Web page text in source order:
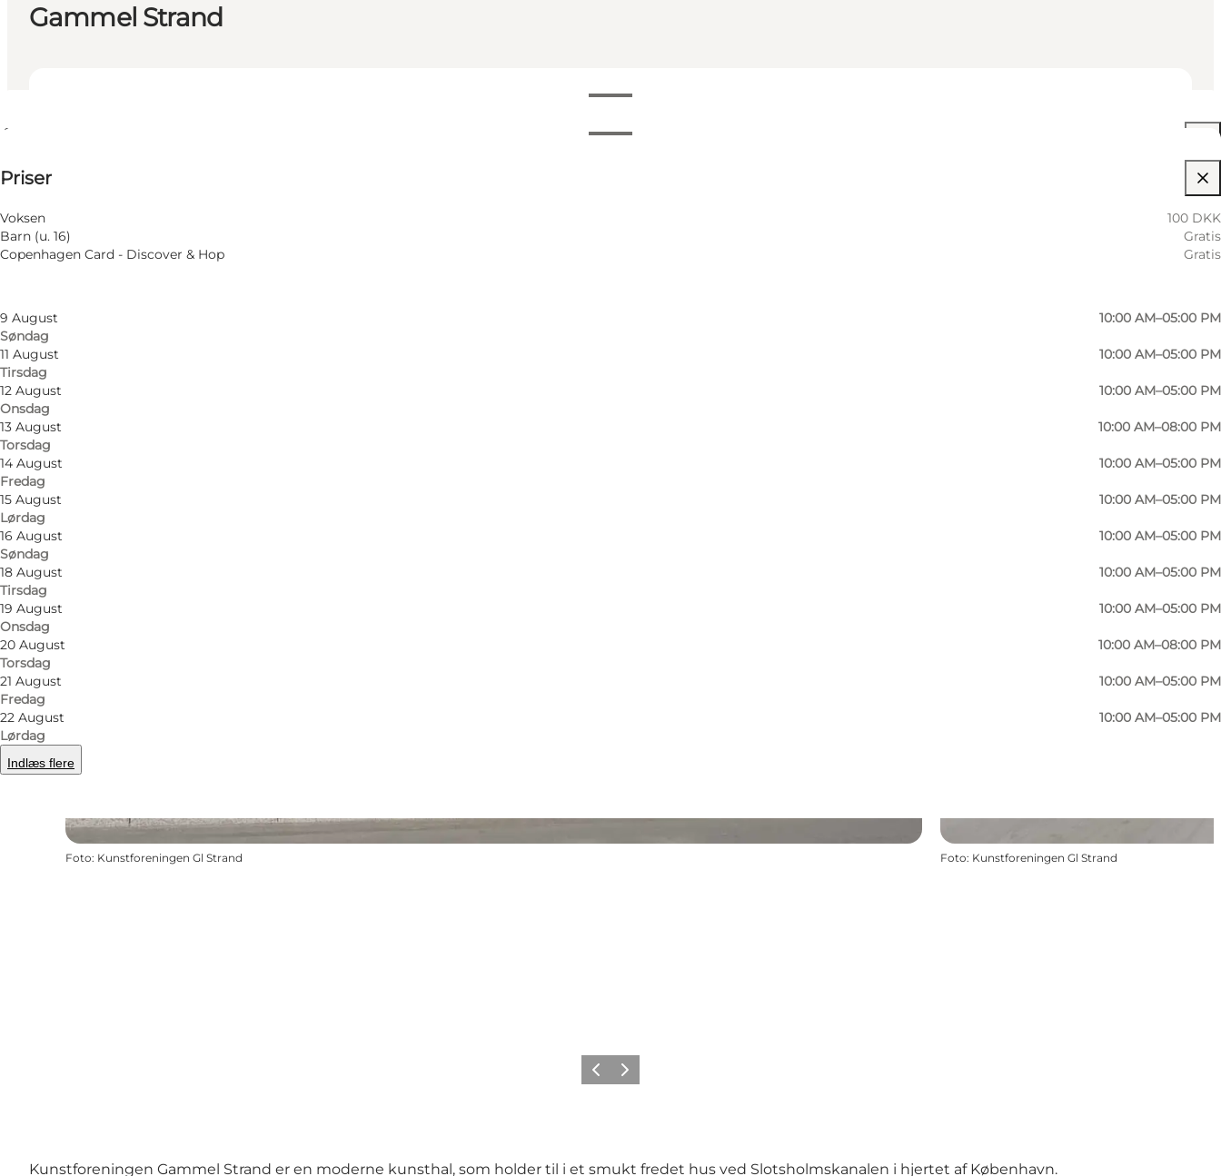
Gammel Strand
Filtrér efter måned
6 August
Torsdag
7 August
Fredag
10:00 AM–05:00 PM
9 August
Søndag
10:00 AM–05:00 PM
11 August
Tirsdag
10:00 AM–05:00 PM
12 August
Onsdag
10:00 AM–05:00 PM
13 August
Torsdag
10:00 AM–08:00 PM
14 August
Fredag
10:00 AM–05:00 PM
15 August
Lørdag
10:00 AM–05:00 PM
16 August
Søndag
10:00 AM–05:00 PM
18 August
Tirsdag
10:00 AM–05:00 PM
19 August
Onsdag
10:00 AM–05:00 PM
20 August
Torsdag
10:00 AM–08:00 PM
21 August
Fredag
10:00 AM–05:00 PM
22 August
Lørdag
10:00 AM–05:00 PM
Indlæs flere
Priser
Voksen
100 DKK
Barn (u. 16)
Gratis
Copenhagen Card - Discover & Hop
Gratis
Foto: Kunstforeningen Gl Strand Foto: Kunstforeningen Gl Strand
ForrigeNæste
Kunstforeningen Gammel Strand er en moderne kunsthal, som holder til i et smukt fredet hus ved Slotsholmskanalen i hjertet af København.